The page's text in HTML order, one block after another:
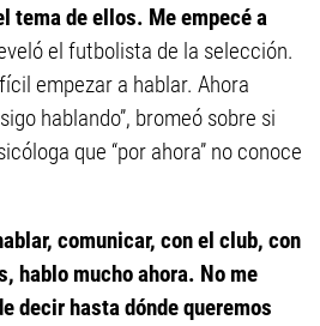
tema de ellos. Me empecé a
el futbolista de la selección.
empezar a hablar. Ahora
hablando”, bromeó sobre si
que “por ahora” no conoce
comunicar, con el club, con
hablo mucho ahora. No me
decir hasta dónde queremos